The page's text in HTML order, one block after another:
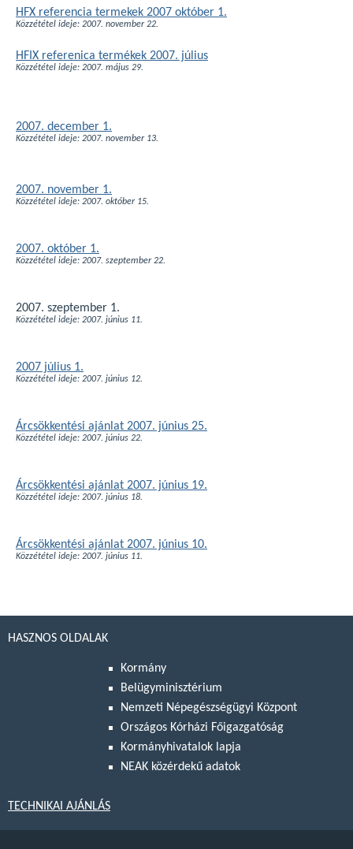
HFX referencia termekek 2007 október 1.
Közzététel ideje: 2007. november 22.
HFIX referenica termékek 2007. július
Közzététel ideje: 2007. május 29.
2007. december 1.
Közzététel ideje: 2007. november 13.
2007. november 1.
Közzététel ideje: 2007. október 15.
2007. október 1.
Közzététel ideje: 2007. szeptember 22.
2007. szeptember 1.
Közzététel ideje: 2007. június 11.
2007 július 1.
Közzététel ideje: 2007. június 12.
Árcsökkentési ajánlat 2007. június 25.
Közzététel ideje: 2007. június 22.
Árcsökkentési ajánlat 2007. június 19.
Közzététel ideje: 2007. június 18.
Árcsökkentési ajánlat 2007. június 10.
Közzététel ideje: 2007. június 11.
HASZNOS OLDALAK
Kormány
Belügyminisztérium
Nemzeti Népegészségügyi Központ
Országos Kórházi Főigazgatóság
Kormányhivatalok lapja
NEAK közérdekű adatok
TECHNIKAI AJÁNLÁS